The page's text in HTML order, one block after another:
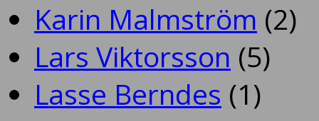
Karin Malmström (2)
Lars Viktorsson (5)
Lasse Berndes (1)